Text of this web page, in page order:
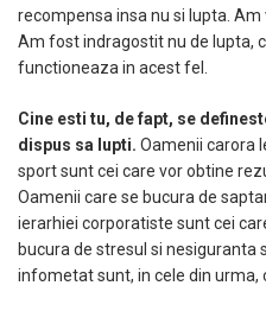
recompensa insa nu si lupta. Am
Am fost indragostit nu de lupta,
functioneaza in acest fel.
Cine esti tu, de fapt, se
dispus sa lupti. Oamenii carora
sport sunt cei care vor obtine
Oamenii care se bucura de
ierarhiei corporatiste sunt cei
bucura de stresul si nesiguranta
infometat sunt, in cele din urma,